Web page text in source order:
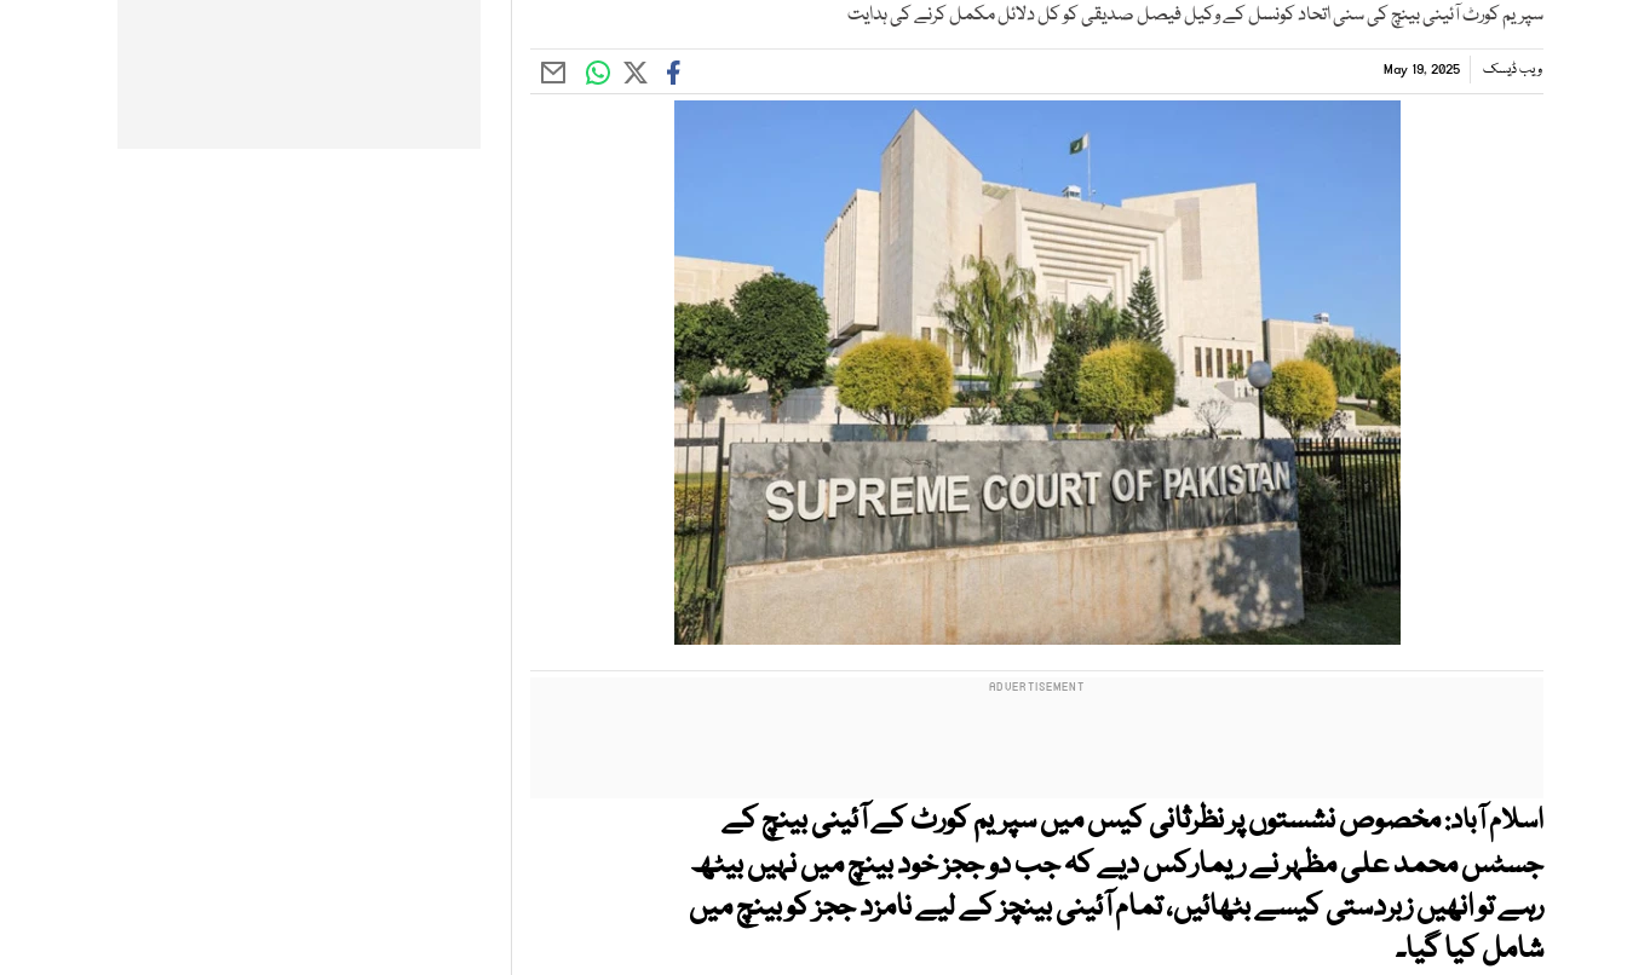
سپریم کورٹ آئینی بینچ کی سنی اتحاد کونسل کے وکیل فیصل صدیقی کو کل دلائل مکمل کرنے کی ہدایت
ویب ڈیسک May 19, 2025
اسلام آباد:مخصوص نشستوں پر نظرثانی کیس میں سپریم کورٹ کے آئینی بینچ کے
جسٹس محمد علی مظہر نے ریمارکس دیے کہ جب دو ججز خود بینچ میں نہیں بیٹھ
رہے تو انھیں زبردستی کیسے بٹھائیں، تمام آئینی بینچز کے لیے نامزد ججز کو بینچ میں
شامل کیا گیا۔